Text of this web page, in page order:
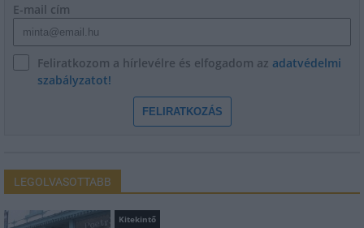
E-mail cím
Feliratkozom a hírlevélre és elfogadom az adatvédelmi
szabályzatot!
FELIRATKOZÁS
LEGOLVASOTTABB
Kitekintő